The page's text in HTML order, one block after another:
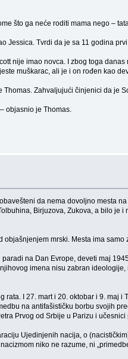
što ga neće roditi mama nego –
Tvrdi da je sa 11 godina
nije imao novca. I zbog toga danas
muškarac, ali je i on rođen kao
Zahvaljujući činjenici da je
objasnio je Thomas.
da nema dovoljno mesta
Birjuzova, Zukova, a bilo je
mrski. Mesta ima
na Dan Evrope, deveti maj
imena nisu zabran
I 27. mart i 20. oktobar i 9. maj
na antifašističku borbu svojih
Prvog od Srbije u Parizu i
Ujedinjenih nacija, o
niko ne razume, ni